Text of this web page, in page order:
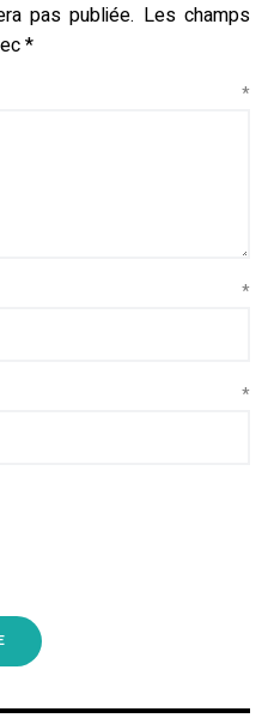
pas publiée. Les champs
*
*
*
*